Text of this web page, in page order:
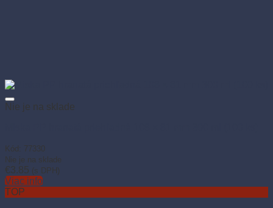
Nie je na sklade
Kód: 77330
Nie je na sklade
€3.85 (s DPH)
Viac info
TOP